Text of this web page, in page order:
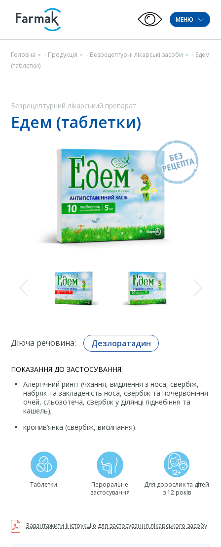
МЕНЮ
Головна - Продукція - Безрецептурні лікарські засоби - Едем
(таблетки)
Безрецептурний лікарський препарат
Едем (таблетки)
Діюча речовина: Дезлоратадин
ПОКАЗАННЯ ДО ЗАСТОСУВАННЯ:
Алергічний риніт (чхання, виділення з носа, свербіж,
набряк та закладеність носа, свербіж та почервоніння
очей, сльозотеча, свербіж у ділянці піднебіння та
кашель);
кропив’янка (свербіж, висипання).
Таблетки
Пероральне
застосування
Для дорослих та дітей
з 12 років
Завантажити інструкцію для застосування лікарського засобу